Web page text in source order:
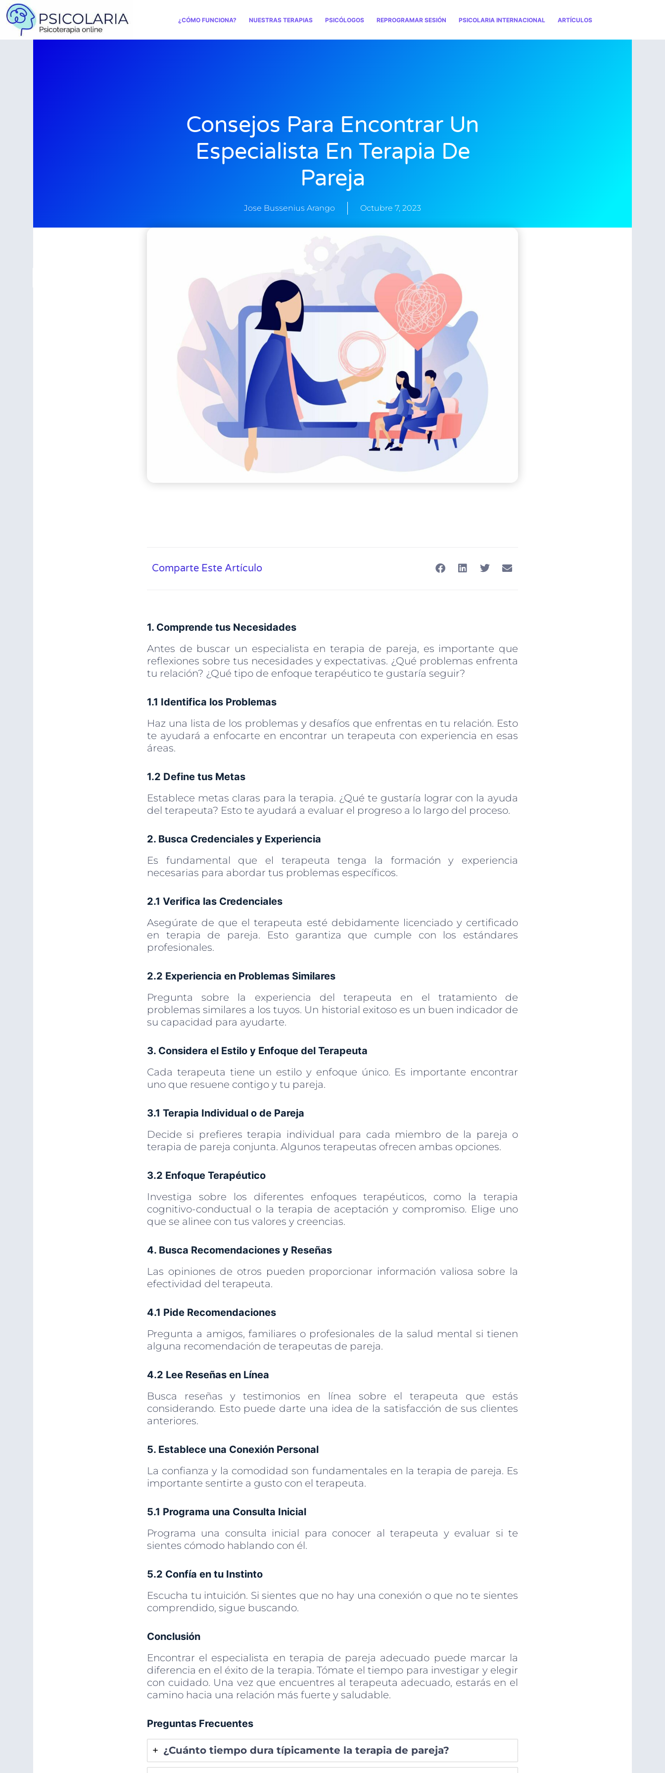
¿CÓMO FUNCIONA? NUESTRAS TERAPIAS PSICÓLOGOS REPROGRAMAR SESIÓN PSICOLARIA INTERNACIONAL ARTÍCULOS
Consejos Para Encontrar Un
Especialista En Terapia De
Pareja
Jose Bussenius Arango Octubre 7, 2023
Comparte Este Artículo
1. Comprende tus Necesidades
Antes de buscar un especialista en terapia de pareja, es importante que
reflexiones sobre tus necesidades y expectativas. ¿Qué problemas enfrenta
tu relación? ¿Qué tipo de enfoque terapéutico te gustaría seguir?
1.1 Identifica los Problemas
Haz una lista de los problemas y desafíos que enfrentas en tu relación. Esto
te ayudará a enfocarte en encontrar un terapeuta con experiencia en esas
áreas.
1.2 Define tus Metas
Establece metas claras para la terapia. ¿Qué te gustaría lograr con la ayuda
del terapeuta? Esto te ayudará a evaluar el progreso a lo largo del proceso.
2. Busca Credenciales y Experiencia
Es fundamental que el terapeuta tenga la formación y experiencia
necesarias para abordar tus problemas específicos.
2.1 Verifica las Credenciales
Asegúrate de que el terapeuta esté debidamente licenciado y certificado
en terapia de pareja. Esto garantiza que cumple con los estándares
profesionales.
2.2 Experiencia en Problemas Similares
Pregunta sobre la experiencia del terapeuta en el tratamiento de
problemas similares a los tuyos. Un historial exitoso es un buen indicador de
su capacidad para ayudarte.
3. Considera el Estilo y Enfoque del Terapeuta
Cada terapeuta tiene un estilo y enfoque único. Es importante encontrar
uno que resuene contigo y tu pareja.
3.1 Terapia Individual o de Pareja
Decide si prefieres terapia individual para cada miembro de la pareja o
terapia de pareja conjunta. Algunos terapeutas ofrecen ambas opciones.
3.2 Enfoque Terapéutico
Investiga sobre los diferentes enfoques terapéuticos, como la terapia
cognitivo-conductual o la terapia de aceptación y compromiso. Elige uno
que se alinee con tus valores y creencias.
4. Busca Recomendaciones y Reseñas
Las opiniones de otros pueden proporcionar información valiosa sobre la
efectividad del terapeuta.
4.1 Pide Recomendaciones
Pregunta a amigos, familiares o profesionales de la salud mental si tienen
alguna recomendación de terapeutas de pareja.
4.2 Lee Reseñas en Línea
Busca reseñas y testimonios en línea sobre el terapeuta que estás
considerando. Esto puede darte una idea de la satisfacción de sus clientes
anteriores.
5. Establece una Conexión Personal
La confianza y la comodidad son fundamentales en la terapia de pareja. Es
importante sentirte a gusto con el terapeuta.
5.1 Programa una Consulta Inicial
Programa una consulta inicial para conocer al terapeuta y evaluar si te
sientes cómodo hablando con él.
5.2 Confía en tu Instinto
Escucha tu intuición. Si sientes que no hay una conexión o que no te sientes
comprendido, sigue buscando.
Conclusión
Encontrar el especialista en terapia de pareja adecuado puede marcar la
diferencia en el éxito de la terapia. Tómate el tiempo para investigar y elegir
con cuidado. Una vez que encuentres al terapeuta adecuado, estarás en el
camino hacia una relación más fuerte y saludable.
Preguntas Frecuentes
¿Cuánto tiempo dura típicamente la terapia de pareja?